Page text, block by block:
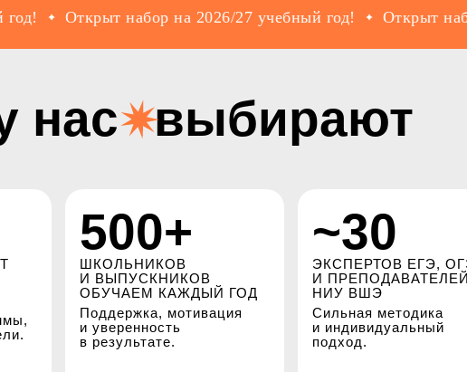
Открыт набор на 2026/27 учебный год! Открыт набор
выбирают
нас
500+
ШКОЛЬНИКОВ
И ВЫПУСКНИКОВ
ОБУЧАЕМ КАЖДЫЙ ГОД
Поддержка, мотивация
и уверенность
в результате.
~30
ЭКСПЕРТОВ ЕГЭ,
И ПРЕПОДАВАТЕЛЕЙ
НИУ ВШЭ
Сильная методика
и индивидуальный
подход.